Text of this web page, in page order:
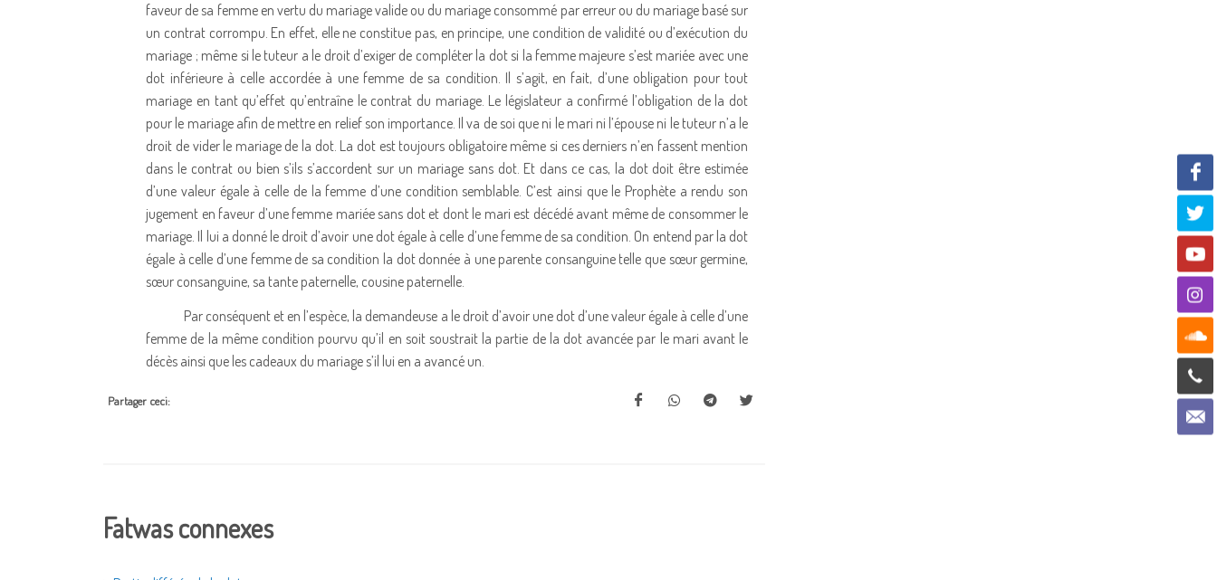
faveur de sa femme en vertu du mariage valide ou du mariage consommé par erreur ou du mariage basé sur
un contrat corrompu. En effet, elle ne constitue pas, en principe, une condition de validité ou d’exécution du
mariage ; même si le tuteur a le droit d’exiger de compléter la dot si la femme majeure s’est mariée avec une
dot inférieure à celle accordée à une femme de sa condition. Il s’agit, en fait, d’une obligation pour tout
mariage en tant qu’effet qu’entraîne le contrat du mariage. Le législateur a confirmé l’obligation de la dot
pour le mariage afin de mettre en relief son importance. Il va de soi que ni le mari ni l’épouse ni le tuteur n’a le
droit de vider le mariage de la dot. La dot est toujours obligatoire même si ces derniers n’en fassent mention
dans le contrat ou bien s’ils s’accordent sur un mariage sans dot. Et dans ce cas, la dot doit être estimée
d’une valeur égale à celle de la femme d’une condition semblable. C’est ainsi que le Prophète a rendu son
jugement en faveur d’une femme mariée sans dot et dont le mari est décédé avant même de consommer le
mariage. Il lui a donné le droit d’avoir une dot égale à celle d’une femme de sa condition. On entend par la dot
égale à celle d’une femme de sa condition la dot donnée à une parente consanguine telle que sœur germine,
sœur consanguine, sa tante paternelle, cousine paternelle.
Par conséquent et en l’espèce, la demandeuse a le droit d’avoir une dot d’une valeur égale à celle d’une
femme de la même condition pourvu qu’il en soit soustrait la partie de la dot avancée par le mari avant le
décès ainsi que les cadeaux du mariage s’il lui en a avancé un.
Partager ceci:
Fatwas connexes